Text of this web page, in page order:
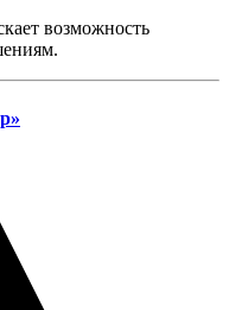
возможность
»